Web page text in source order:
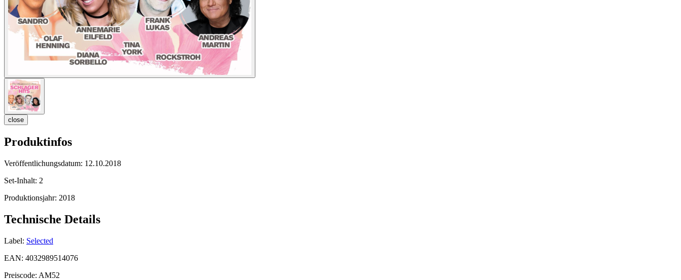
close
Produktinfos
Veröffentlichungsdatum: 12.10.2018
Set-Inhalt: 2
Produktionsjahr: 2018
Technische Details
Label: Selected
EAN: 4032989514076
Preiscode: AM52